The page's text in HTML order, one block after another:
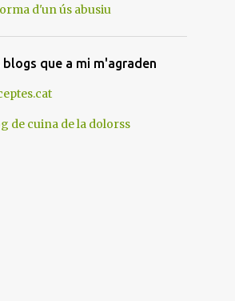
de juny
d'un ús abusiu
blogs que a mi m'agraden
de cuina de la dolorss